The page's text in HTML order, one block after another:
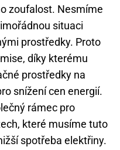
zoufalost. Nesmíme
situaci
prostředky. Proto
díky kterému
prostředky na
snížení cen energií.
rámec pro
které musíme tuto
spotřeba elektřiny.